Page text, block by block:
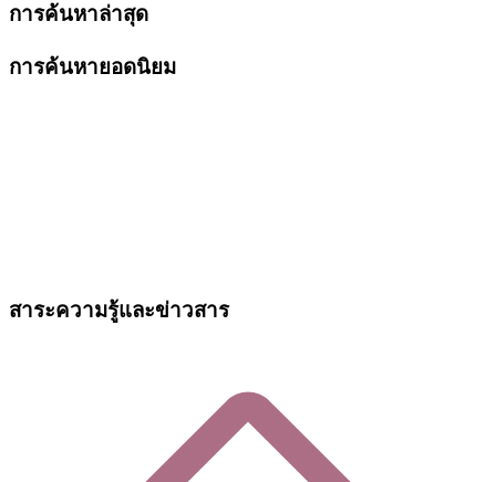
การค้นหาล่าสุด
การค้นหายอดนิยม
สาระความรู้และข่าวสาร